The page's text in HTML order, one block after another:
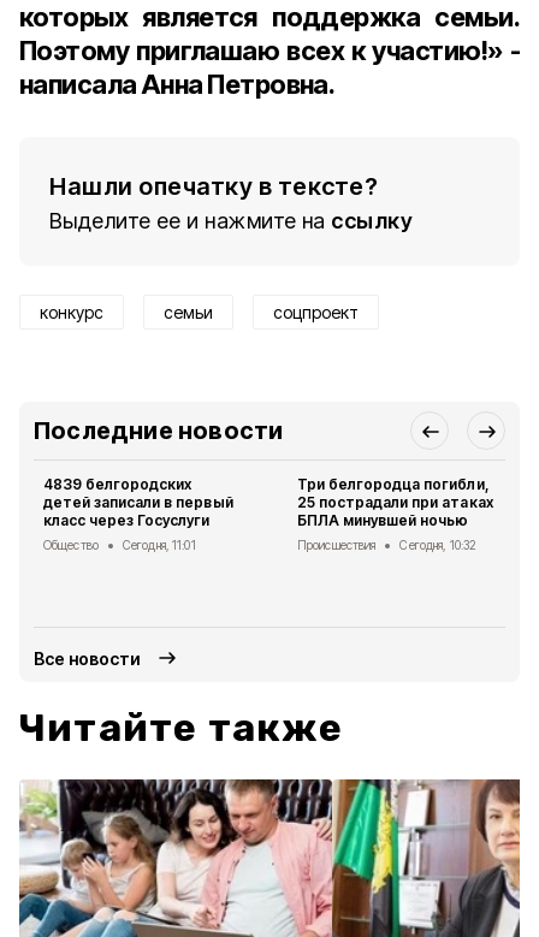
которых является поддержка семьи.
Поэтому приглашаю всех к участию!» -
написала Анна Петровна.
Нашли опечатку в тексте?
Выделите ее и нажмите на ссылку
конкурс семьи соцпроект
Последние новости
4839 белгородских
детей записали в первый
класс через Госуслуги
Общество Сегодня, 11:01
Три белгородца погибли,
25 пострадали при атаках
БПЛА минувшей ночью
Происшествия Сегодня, 10:32
Все новости
Читайте также